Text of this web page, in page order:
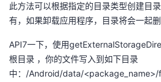
此方法可以根据指定的目录类型创建目
有，如果卸载应用程序，目录将会一起删
API7一下，使用
根目录 ，你的文件写入到如下目录
中：/Android/data/<package_name>/